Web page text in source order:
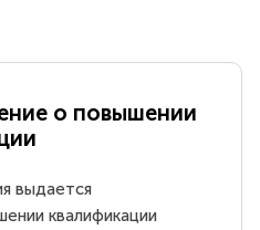
о повышении
выдается
квалификации